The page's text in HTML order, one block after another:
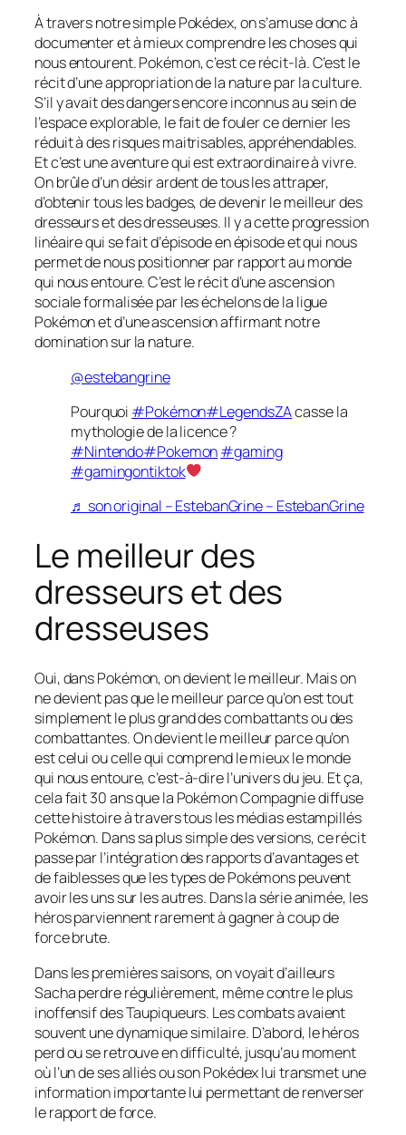
À travers notre simple Pokédex, on s’amuse donc à
documenter et à mieux comprendre les choses qui
nous entourent. Pokémon, c’est ce récit-là. C’est le
récit d’une appropriation de la nature par la culture.
S’il y avait des dangers encore inconnus au sein de
l’espace explorable, le fait de fouler ce dernier les
réduit à des risques maitrisables, appréhendables.
Et c’est une aventure qui est extraordinaire à vivre.
On brûle d’un désir ardent de tous les attraper,
d’obtenir tous les badges, de devenir le meilleur des
dresseurs et des dresseuses. Il y a cette progression
linéaire qui se fait d’épisode en épisode et qui nous
permet de nous positionner par rapport au monde
qui nous entoure. C’est le récit d’une ascension
sociale formalisée par les échelons de la ligue
Pokémon et d’une ascension affirmant notre
domination sur la nature.
@estebangrine
Pourquoi #Pokémon#LegendsZAcasse la
mythologie de la licence ?
#Nintendo#Pokemon#gaming
#gamingontiktok
♬ son original – EstebanGrine – EstebanGrine
Le meilleur des
dresseurs et des
dresseuses
Oui, dans Pokémon, on devient le meilleur. Mais on
ne devient pas que le meilleur parce qu’on est tout
simplement le plus grand des combattants ou des
combattantes. On devient le meilleur parce qu’on
est celui ou celle qui comprend le mieux le monde
qui nous entoure, c’est-à-dire l’univers du jeu. Et ça,
cela fait 30 ans que la Pokémon Compagnie diffuse
cette histoire à travers tous les médias estampillés
Pokémon. Dans sa plus simple des versions, ce récit
passe par l’intégration des rapports d’avantages et
de faiblesses que les types de Pokémons peuvent
avoir les uns sur les autres. Dans la série animée, les
héros parviennent rarement à gagner à coup de
force brute.
Dans les premières saisons, on voyait d’ailleurs
Sacha perdre régulièrement, même contre le plus
inoffensif des Taupiqueurs. Les combats avaient
souvent une dynamique similaire. D’abord, le héros
perd ou se retrouve en difficulté, jusqu’au moment
où l’un de ses alliés ou son Pokédex lui transmet une
information importante lui permettant de renverser
le rapport de force.